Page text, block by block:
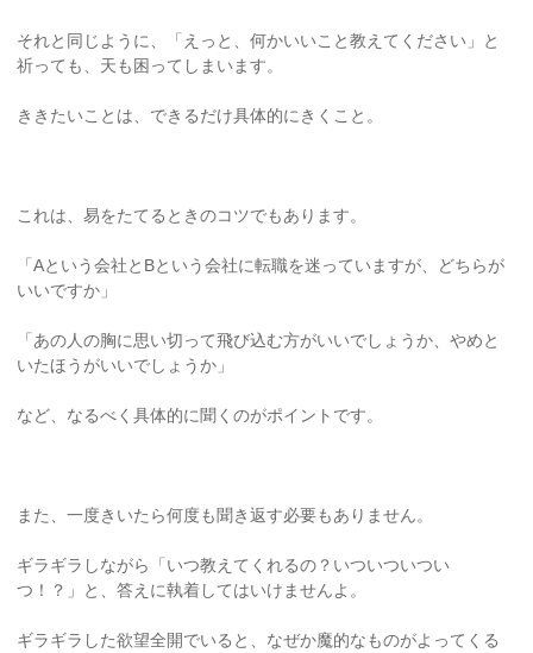
それと同じように、「えっと、何かいいこと教えてください」と
祈っても、天も困ってしまいます。
ききたいことは、できるだけ具体的にきくこと。
これは、易をたてるときのコツでもあります。
「Aという会社とBという会社に転職を迷っていますが、どちらが
いいですか」
「あの人の胸に思い切って飛び込む方がいいでしょうか、やめと
いたほうがいいでしょうか」
など、なるべく具体的に聞くのがポイントです。
また、一度きいたら何度も聞き返す必要もありません。
ギラギラしながら「いつ教えてくれるの？いついついつい
つ！？」と、答えに執着してはいけませんよ。
ギラギラした欲望全開でいると、なぜか魔的なものがよってくる